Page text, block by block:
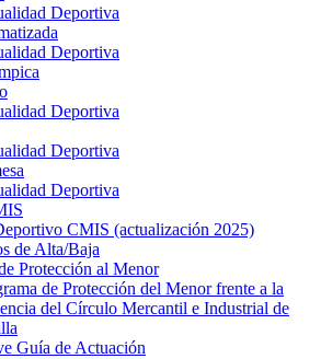
Deportiva
Deportiva
Deportiva
Deportiva
Deportiva
CMIS (actualización 2025)
de Alta/Baja
Protección al Menor
de Protección del Menor frente a la
del Círculo Mercantil e Industrial de
Guía de Actuación